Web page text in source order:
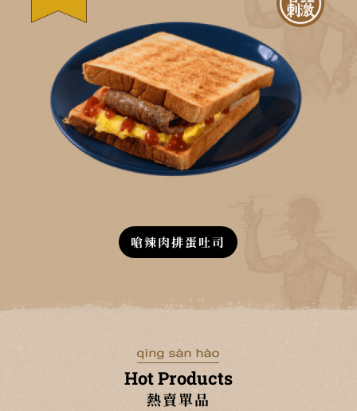
嗆辣肉排蛋吐司
Hot Products
熱賣單品